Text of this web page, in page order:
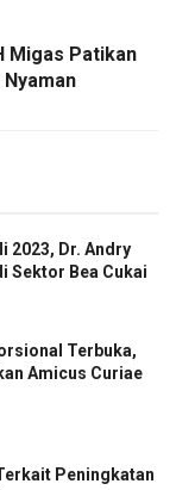
Migas Patikan
2023, Dr. Andry
Sektor Bea Cukai
Terbuka,
Amicus Curiae
Peningkatan